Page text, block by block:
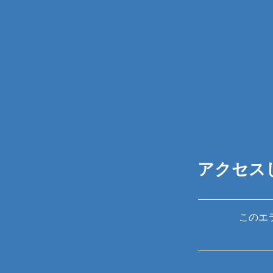
アクセス
このエ